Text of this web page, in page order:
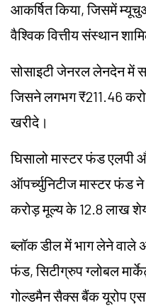
आकर्षित किया, जिसमें
वैश्विक वित्तीय संस्थान
सोसाइटी जेनरल लेनदेन में
जिसने लगभग ₹211.46
खरीदे।
घिसालो मास्टर फंड एलपी
ऑपर्च्युनिटीज मास्टर फंड
करोड़ मूल्य के 12.8 लाख
ब्लॉक डील में भाग लेने
फंड, सिटीग्रुप ग्लोबल
गोल्डमैन सैक्स बैंक यूरोप